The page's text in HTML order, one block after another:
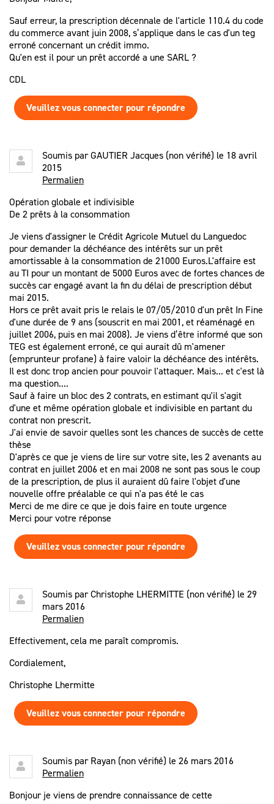
Sauf erreur, la prescription décennale de l'article 110.4 du code
du commerce avant juin 2008, s’applique dans le cas d'un teg
erroné concernant un crédit immo.
Qu'en est il pour un prêt accordé a une SARL ?
CDL
Veuillez vous connecter pour répondre
Soumis parGAUTIER Jacques (non vérifié) le 18 avril
2015
Permalien
Opération globale et indivisible
De 2 prêts à la consommation
Je viens d'assigner le Crédit Agricole Mutuel du Languedoc
pour demander la déchéance des intérêts sur un prêt
amortissable à la consommation de 21000 Euros.L'affaire est
au TI pour un montant de 5000 Euros avec de fortes chances de
succès car engagé avant la fin du délai de prescription début
mai 2015.
Hors ce prêt avait pris le relais le 07/05/2010 d'un prêt In Fine
d'une durée de 9 ans (souscrit en mai 2001, et réaménagé en
juillet 2006, puis en mai 2008). Je viens d’être informé que son
TEG est également erroné, ce qui aurait dû m'amener
(emprunteur profane) à faire valoir la déchéance des intérêts.
Il est donc trop ancien pour pouvoir l'attaquer. Mais... et c'est là
ma question....
Sauf à faire un bloc des 2 contrats, en estimant qu'il s'agit
d'une et même opération globale et indivisible en partant du
contrat non prescrit.
J'ai envie de savoir quelles sont les chances de succès de cette
thèse
D'après ce que je viens de lire sur votre site, les 2 avenants au
contrat en juillet 2006 et en mai 2008 ne sont pas sous le coup
de la prescription, de plus il auraient dû faire l'objet d'une
nouvelle offre préalable ce qui n'a pas été le cas
Merci de me dire ce que je dois faire en toute urgence
Merci pour votre réponse
Veuillez vous connecter pour répondre
Soumis parChristophe LHERMITTE (non vérifié) le 29
mars 2016
Permalien
Effectivement, cela me paraît compromis.
Cordialement,
Christophe Lhermitte
Veuillez vous connecter pour répondre
Soumis parRayan (non vérifié) le 26 mars 2016
Permalien
Bonjour je viens de prendre connaissance de cette